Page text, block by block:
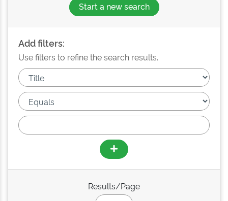
Start a new search
Add filters:
Use filters to refine the search results.
Results/Page